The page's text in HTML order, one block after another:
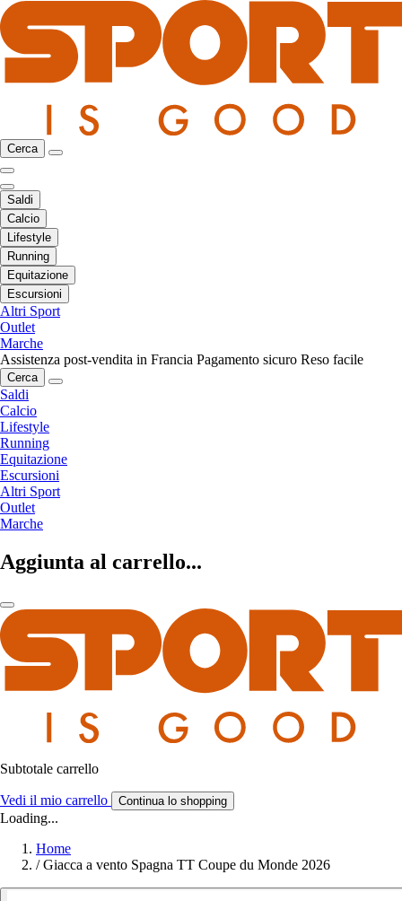
Cerca
Saldi
Calcio
Lifestyle
Running
Equitazione
Escursioni
Altri Sport
Outlet
Marche
Assistenza post-vendita in Francia Pagamento sicuro Reso facile
Cerca
Saldi
Calcio
Lifestyle
Running
Equitazione
Escursioni
Altri Sport
Outlet
Marche
Aggiunta al carrello...
Subtotale carrello
Vedi il mio carrello Continua lo shopping
Loading...
Home
/ Giacca a vento Spagna TT Coupe du Monde 2026